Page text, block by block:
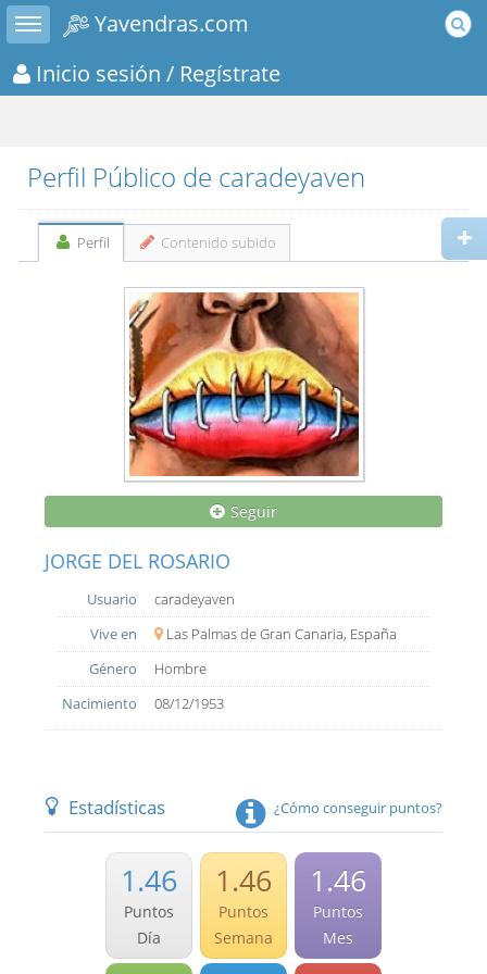
Toggle sidebar
Yavendras.com
Inicio sesión / Regístrate
Perfil Público de caradeyaven
Perfil Contenido subido
Seguir
JORGE DEL ROSARIO
Usuario
caradeyaven
Vive en
Las Palmas de Gran Canaria, España
Género
Hombre
Nacimiento
08/12/1953
Estadísticas ¿Cómo conseguir puntos?
1.46
Puntos
Día
1.46
Puntos
Semana
1.46
Puntos
Mes